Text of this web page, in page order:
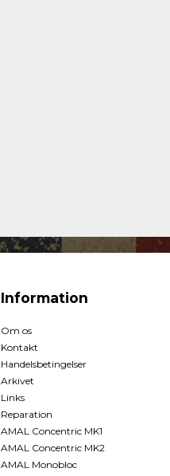
Information
Om os
Kontakt
Handelsbetingelser
Arkivet
Links
Reparation
AMAL Concentric MK1
AMAL Concentric MK2
AMAL Monobloc